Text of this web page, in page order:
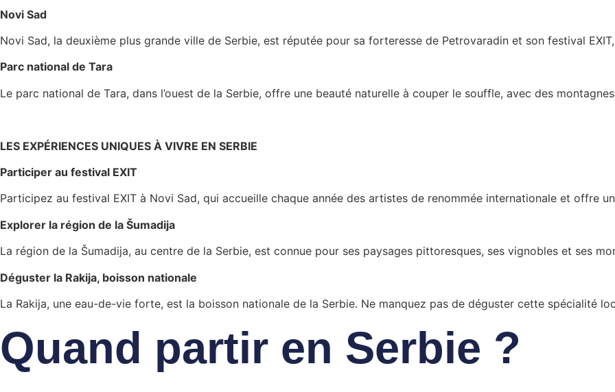
Novi Sad
Novi Sad, la deuxième plus grande ville de Serbie, est réputée pour sa forteresse de Petrovaradin et son festival
Parc national de Tara
Le parc national de Tara, dans l’ouest de la Serbie, offre une beauté naturelle à couper le souffle, avec des
LES EXPÉRIENCES UNIQUES À VIVRE EN SERBIE
Participer au festival EXIT
Participez au festival EXIT à Novi Sad, qui accueille chaque année des artistes de renommée internationale et offre
Explorer la région de la Šumadija
La région de la Šumadija, au centre de la Serbie, est connue pour ses paysages pittoresques, ses vignobles et ses
Déguster la Rakija, boisson nationale
La Rakija, une eau-de-vie forte, est la boisson nationale de la Serbie. Ne manquez pas de déguster cette spécialité
Quand partir en Serbie ?